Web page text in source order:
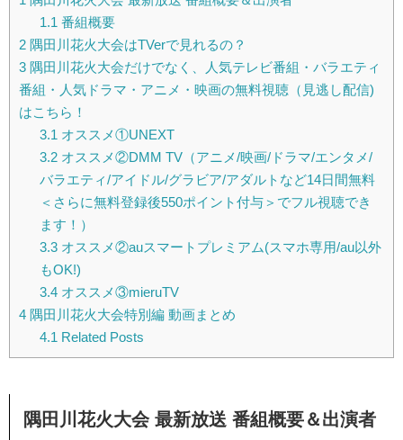
1.1 番組概要
2 隅田川花火大会はTVerで見れるの？
3 隅田川花火大会だけでなく、人気テレビ番組・バラエティ
番組・人気ドラマ・アニメ・映画の無料視聴（見逃し配信)
はこちら！
3.1 オススメ①UNEXT
3.2オススメ②DMM TV（アニメ/映画/ドラマ/エンタメ/
バラエティ/アイドル/グラビア/アダルトなど14日間無料
＜さらに無料登録後550ポイント付与＞でフル視聴でき
ます！）
3.3オススメ②auスマートプレミアム(スマホ専用/au以外
もOK!)
3.4オススメ③mieruTV
4 隅田川花火大会特別編 動画まとめ
4.1 Related Posts
隅田川花火大会 最新放送 番組概要＆出演者